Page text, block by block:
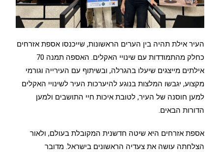
העיר אילת תהיה בין הערים הראשונות, שייכנסו אספת אזרחים
כחלק מהתמודדות עם שינויי האקלים. האספה תמנה 70
אילתים מייצגים שיעלו בהגרלה, ובשיתוף עם העירייה וגורמי
מקצוע, יגבשו המלצות בנוגע להיערכות העיר לשינויי האקלים
למען חוסנה של העיר, לטובת איכות חיי התושבים ולמען
הדורות הבאים.
אספת אזרחים היא שיטה חדשנית המקובלת בעולם, ולאור
הצלחתה עושה את צעדיה הראשונים בישראל. מדובר